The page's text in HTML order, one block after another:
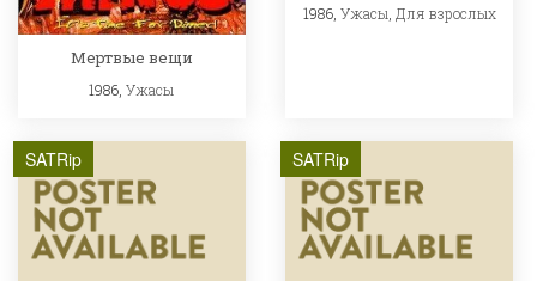
Мертвые вещи
1986,Ужасы
1986, Ужасы Для взрослых
SATRip SATRip